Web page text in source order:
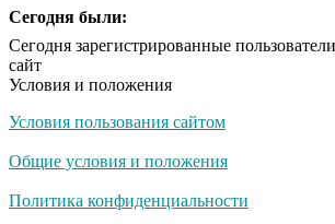
Ржу не переставая, это
не раз
Скрытая камера на
люди вытворяют, когда
Сегодня были:
Сегодня зарегистрированные
сайт
Условия и положения
Условия пользования сайтом
Общие условия и положения
Политика конфиденциальности